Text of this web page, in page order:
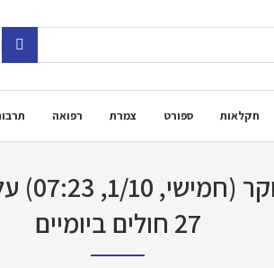
חקלאות ספורט צמרת רפואה
27 חולים ביומיים